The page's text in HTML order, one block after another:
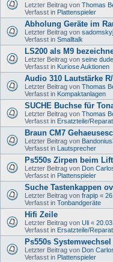
Letzter Beitrag von Thomas
Verfasst in Plattenspieler
Abholung Geräte im
Letzter Beitrag von sadomskyj
Verfasst in Smalltalk
LS200 als M9
Letzter Beitrag von seine
Verfasst in Kuriose Auktionen
Audio 310 Lautstärke
Letzter Beitrag von Thomas
Verfasst in Kompaktanlagen
SUCHE Buchse für
Letzter Beitrag von Thomas
Verfasst in Ersatzteile/
Braun CM7
Letzter Beitrag von
Verfasst in Lautsprecher
Ps550s Zirpen beim Lift
Letzter Beitrag von Don
Verfasst in Plattenspieler
Suche Tastenkappen
Letzter Beitrag von frapip «
Verfasst in Tonbandgeräte
Hifi Zeile
Letzter Beitrag von Uli «
Verfasst in Ersatzteile/
Ps550s Systemwechsel
Letzter Beitrag von Don
Verfasst in Plattenspieler